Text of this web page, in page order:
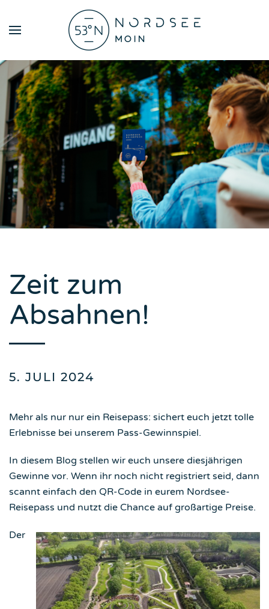
Zum Hauptinhalt springen
Zeit zum
Absahnen!
5. JULI 2024
Mehr als nur nur ein Reisepass: sichert euch jetzt tolle
Erlebnisse bei unserem Pass-Gewinnspiel.
In diesem Blog stellen wir euch unsere diesjährigen
Gewinne vor. Wenn ihr noch nicht registriert seid, dann
scannt einfach den QR-Code in eurem Nordsee-
Reisepass und nutzt die Chance auf großartige Preise.
Der